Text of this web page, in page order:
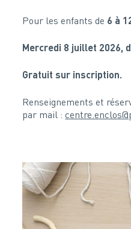
Pour les enfants de 6 à
Mercredi 8 juillet 2026,
Gratuit sur inscription.
Renseignements et
par mail :